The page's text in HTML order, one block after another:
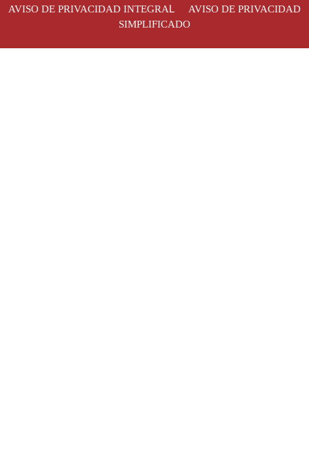
AVISO DE PRIVACIDAD INTEGRAL AVISO DE PRIVACIDAD
SIMPLIFICADO